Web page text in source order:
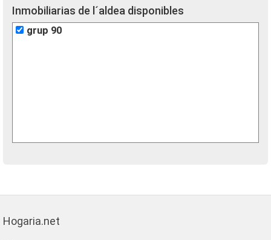
Inmobiliarias de l´aldea disponibles
grup 90
Hogaria.net